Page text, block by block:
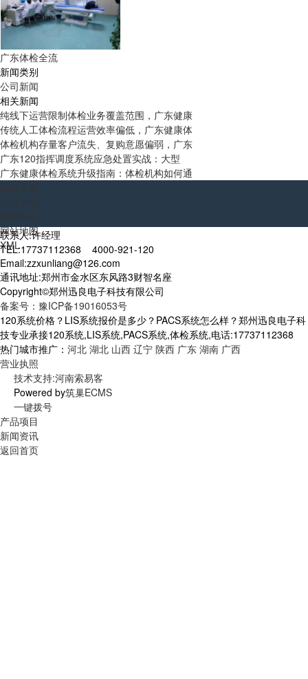
广东体检全流
新闻类别
公司新闻
相关新闻
纯线下运营限制体检业务覆盖范围，广东健康
传统人工体检流程运营效率偏低，广东健康体
体检机构存量客户流失、复购意愿偏弱，广东
广东120指挥调度系统应急处置实战：大型
广东健康体检系统升级指南：体检机构如何通
网站地图
XML
联系人:许经理
TEL:17737112368 4000-921-120
Email:zzxunliang@126.com
通讯地址:郑州市金水区东风路3财智名座
Copyright©郑州迅良电子科技有限公司
备案号：豫ICP备19016053号
120系统价格？LIS系统报价是多少？PACS系统怎么样？郑州迅良电子科
技专业承接120系统,LIS系统,PACS系统,体检系统,电话:17737112368
热门城市推广： 河北 湖北 山西 辽宁 陕西 广东 湖南 广西
营业执照
技术支持:河南索易客
Powered by筑巢ECMS
一键拨号
产品项目
新闻资讯
返回首页